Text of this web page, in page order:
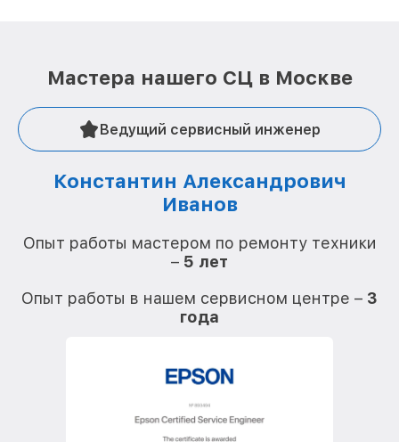
Мастера нашего СЦ в Москве
Ведущий сервисный инженер
Константин Александрович
Иванов
Опыт работы мастером по ремонту техники
– 5 лет
Опыт работы в нашем сервисном центре – 3
года